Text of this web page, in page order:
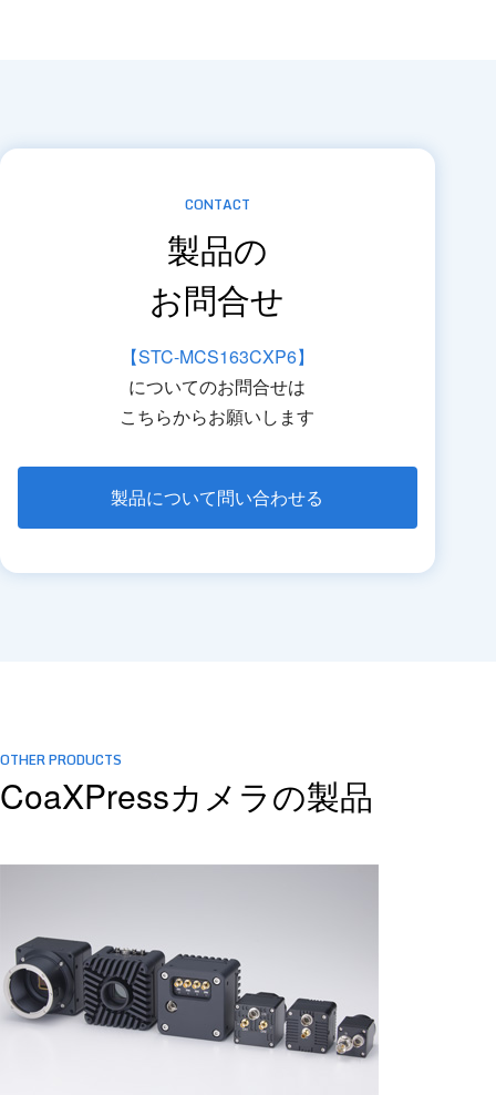
CONTACT
製品の
お問合せ
【STC-MCS163CXP6】
についてのお問合せは
こちらからお願いします
製品について問い合わせる
OTHER PRODUCTS
CoaXPressカメラの製品